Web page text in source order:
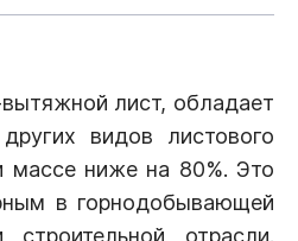
лист, обладает
видов листового
массе ниже на 80%. Это
в горнодобывающей
отрасли.